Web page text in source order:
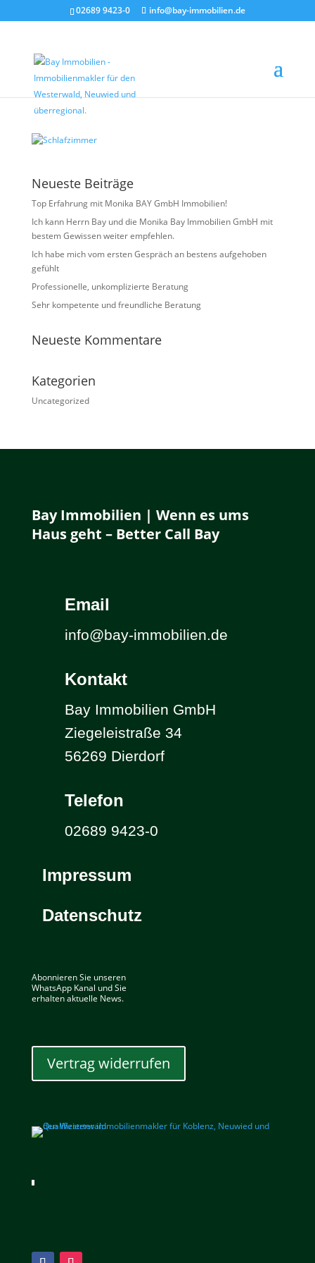
02689 9423-0 info@bay-immobilien.de
Schlafzimmer
vonChristian Bay|Mai 27, 2026
Neueste Beiträge
Top Erfahrung mit Monika BAY GmbH Immobilien!
Ich kann Herrn Bay und die Monika Bay Immobilien GmbH mit
bestem Gewissen weiter empfehlen.
Ich habe mich vom ersten Gespräch an bestens aufgehoben
gefühlt
Professionelle, unkomplizierte Beratung
Sehr kompetente und freundliche Beratung
Neueste Kommentare
Kategorien
Uncategorized
Bay Immobilien | Wenn es ums
Haus geht – Better Call Bay
Email
info@bay-immobilien.de
Kontakt
Bay Immobilien GmbH
Ziegeleistraße 34
56269 Dierdorf
Telefon
02689 9423-0
Impressum
Datenschutz
Abonnieren Sie unseren
WhatsApp Kanal und Sie
erhalten aktuelle News.
Vertrag widerrufen